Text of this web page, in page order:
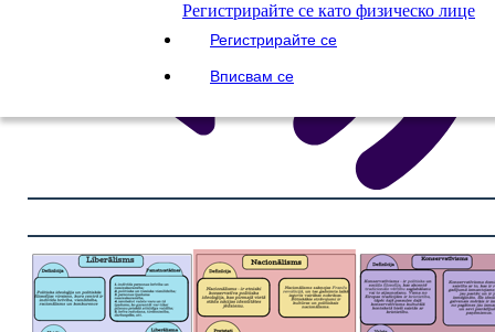
Регистрирайте се като физическо лице
Регистрирайте се
Вписвам се